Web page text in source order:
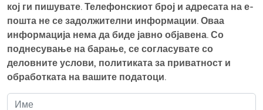
кој ги пишувате. Телефонскиот број и адресата на е-
пошта не се задолжителни информации. Оваа
информација нема да биде јавно објавена. Со
поднесување на барање, се согласувате со
деловните услови, политиката за приватност и
обработката на вашите податоци.